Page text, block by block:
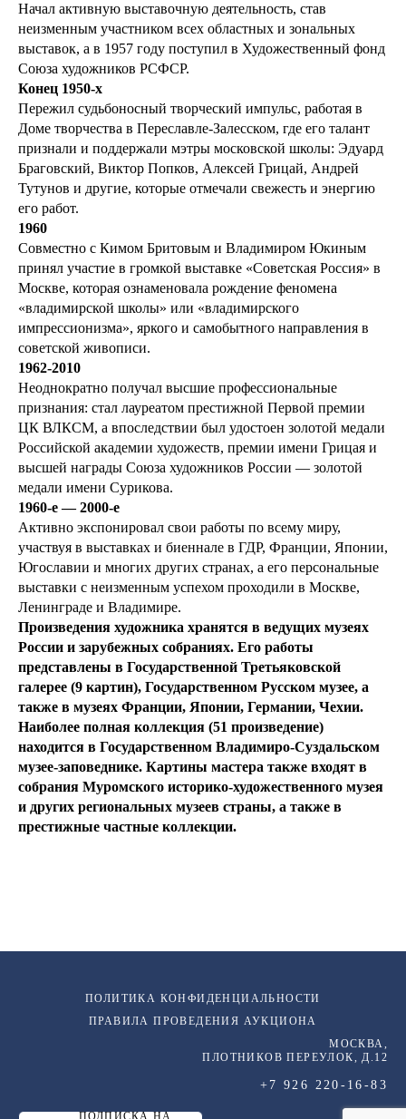
Начал активную выставочную деятельность, став
неизменным участником всех областных и зональных
выставок, а в 1957 году поступил в Художественный фонд
Союза художников РСФСР.
Конец 1950-х
Пережил судьбоносный творческий импульс, работая в
Доме творчества в Переславле-Залесском, где его талант
признали и поддержали мэтры московской школы: Эдуард
Браговский, Виктор Попков, Алексей Грицай, Андрей
Тутунов и другие, которые отмечали свежесть и энергию
его работ.
1960
Совместно с Кимом Бритовым и Владимиром Юкиным
принял участие в громкой выставке «Советская Россия» в
Москве, которая ознаменовала рождение феномена
«владимирской школы» или «владимирского
импрессионизма», яркого и самобытного направления в
советской живописи.
1962-2010
Неоднократно получал высшие профессиональные
признания: стал лауреатом престижной Первой премии
ЦК ВЛКСМ, а впоследствии был удостоен золотой медали
Российской академии художеств, премии имени Грицая и
высшей награды Союза художников России — золотой
медали имени Сурикова.
1960-е — 2000-е
Активно экспонировал свои работы по всему миру,
участвуя в выставках и биеннале в ГДР, Франции, Японии,
Югославии и многих других странах, а его персональные
выставки с неизменным успехом проходили в Москве,
Ленинграде и Владимире.
Произведения художника хранятся в ведущих музеях
России и зарубежных собраниях. Его работы
представлены в Государственной Третьяковской
галерее (9 картин), Государственном Русском музее, а
также в музеях Франции, Японии, Германии, Чехии.
Наиболее полная коллекция (51 произведение)
находится в Государственном Владимиро-Суздальском
музее-заповеднике. Картины мастера также входят в
собрания Муромского историко-художественного музея
и других региональных музеев страны, а также в
престижные частные коллекции.
ПОЛИТИКА КОНФИДЕНЦИАЛЬНОСТИ
ПРАВИЛА ПРОВЕДЕНИЯ АУКЦИОНА
МОСКВА,
ПЛОТНИКОВ ПЕРЕУЛОК, Д.12
+7 926 220-16-83
ПОДПИСКА НА